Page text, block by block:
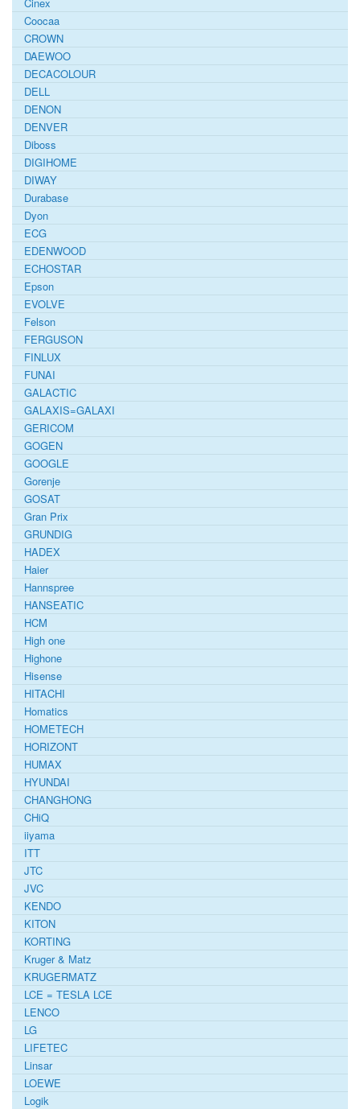
Coocaa
CROWN
DAEWOO
DECACOLOUR
DELL
DENON
DENVER
Diboss
DIGIHOME
DIWAY
Durabase
Dyon
ECG
EDENWOOD
ECHOSTAR
Epson
EVOLVE
Felson
FERGUSON
FINLUX
FUNAI
GALACTIC
GALAXIS=GALAXI
GERICOM
GOGEN
GOOGLE
Gorenje
GOSAT
Gran Prix
GRUNDIG
HADEX
Haier
Hannspree
HANSEATIC
HCM
High one
Highone
Hisense
HITACHI
Homatics
HOMETECH
HORIZONT
HUMAX
HYUNDAI
CHANGHONG
CHiQ
iiyama
ITT
JTC
JVC
KENDO
KITON
KORTING
Kruger & Matz
KRUGERMATZ
LCE = TESLA LCE
LENCO
LG
LIFETEC
Linsar
LOEWE
Logik